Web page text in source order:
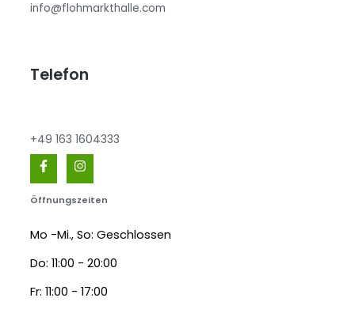
info@flohmarkthalle.com
Telefon
+49 163 1604333
Öffnungszeiten
Mo -Mi., So: Geschlossen
Do: 11:00 - 20:00
Fr: 11:00 - 17:00